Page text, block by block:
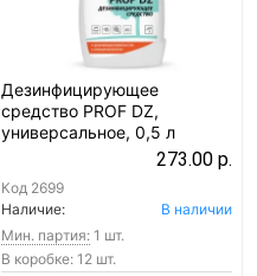
Дезинфицирующее
средство PROF DZ,
универсальное, 0,5 л
273.00 р.
Код 2699
Наличие:
В наличии
Мин. партия: 1 шт.
В коробке: 12 шт.